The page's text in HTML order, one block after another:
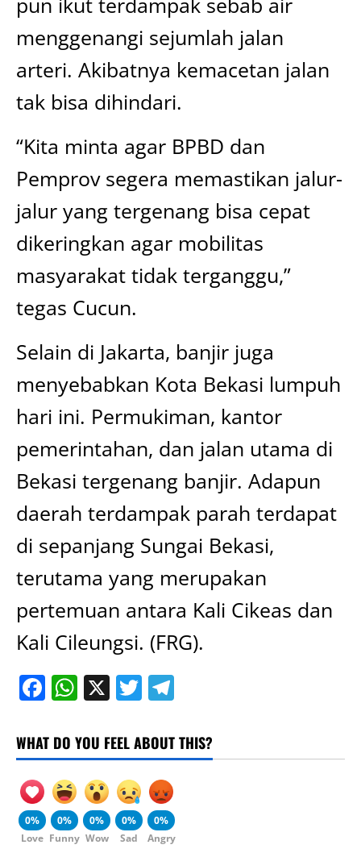
menggenangi sejumlah jalan
arteri. Akibatnya kemacetan jalan
tak bisa dihindari.
“Kita minta agar BPBD dan
Pemprov segera memastikan jalur-
jalur yang tergenang bisa cepat
dikeringkan agar mobilitas
masyarakat tidak terganggu,”
tegas Cucun.
Selain di Jakarta, banjir juga
menyebabkan Kota Bekasi lumpuh
hari ini. Permukiman, kantor
pemerintahan, dan jalan utama di
Bekasi tergenang banjir. Adapun
daerah terdampak parah terdapat
di sepanjang Sungai Bekasi,
terutama yang merupakan
pertemuan antara Kali Cikeas dan
Kali Cileungsi. (FRG).
Facebook
WhatsApp
X Twitter
WHAT DO YOU FEEL ABOUT THIS?
0%
Love
0%
Funny
0%
Wow
0%
Sad
0%
Angry